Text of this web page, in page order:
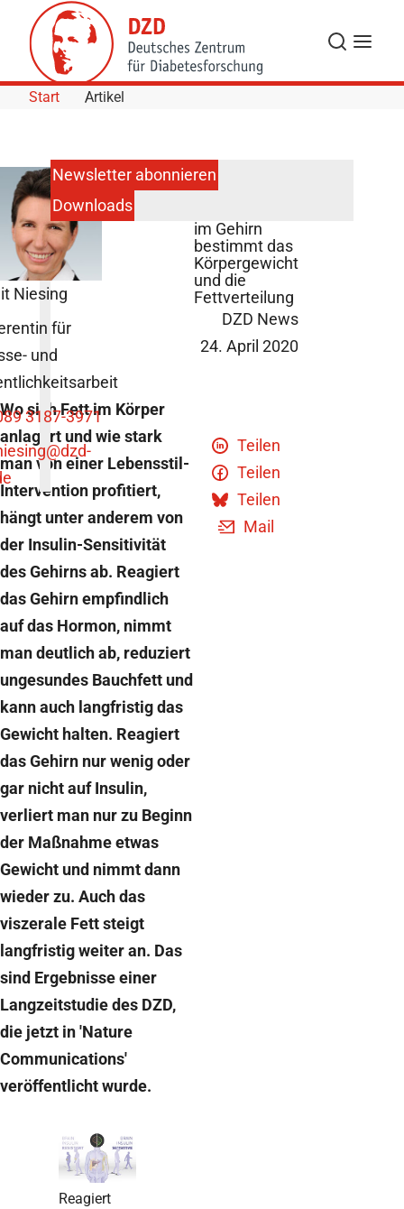
Skip to Content
Suche
Start Artikel
im Gehirn
bestimmt das
Körpergewicht
und die
Fettverteilung
DZD News
24. April 2020
Wo sich Fett im Körper
anlagert und wie stark
man von einer Lebensstil-
Intervention profitiert,
hängt unter anderem von
der Insulin-Sensitivität
des Gehirns ab. Reagiert
das Gehirn empfindlich
auf das Hormon, nimmt
man deutlich ab, reduziert
ungesundes Bauchfett und
kann auch langfristig das
Gewicht halten. Reagiert
das Gehirn nur wenig oder
gar nicht auf Insulin,
verliert man nur zu Beginn
der Maßnahme etwas
Gewicht und nimmt dann
wieder zu. Auch das
viszerale Fett steigt
langfristig weiter an. Das
sind Ergebnisse einer
Langzeitstudie des DZD,
die jetzt in 'Nature
Communications'
veröffentlicht wurde.
Reagiert
Teilen
Teilen
Teilen
Mail
Niesing
für
und
3187-3971
@dzd-
Newsletter abonnieren
Downloads